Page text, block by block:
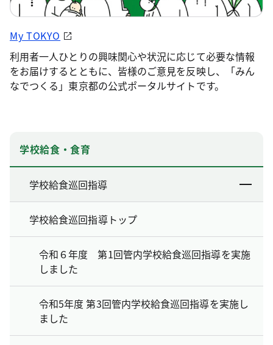
My TOKYO
利用者一人ひとりの興味関心や状況に応じて必要な情報
をお届けするとともに、皆様のご意見を反映し、「みん
なでつくる」東京都の公式ポータルサイトです。
学校給食・食育
学校給食巡回指導
学校給食巡回指導トップ
令和６年度 第1回管内学校給食巡回指導を実施
しました
令和5年度 第3回管内学校給食巡回指導を実施し
ました